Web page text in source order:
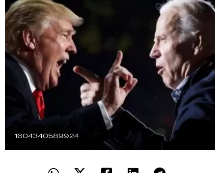
1604340589924
TECNOLOGÍA
RECETAS
PALABRAS
HORÓSCOPO
Seguinos